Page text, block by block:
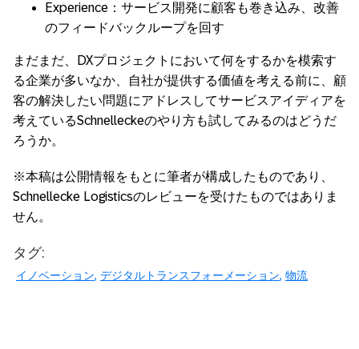
Experience：サービス開発に顧客も巻き込み、改善
のフィードバックループを回す
まだまだ、DXプロジェクトにおいて何をするかを模索す
る企業が多いなか、自社が提供する価値を考える前に、顧
客の解決したい問題にアドレスしてサービスアイディアを
考えているSchnelleckeのやり方も試してみるのはどうだ
ろうか。
※本稿は公開情報をもとに筆者が構成したものであり、
Schnellecke Logisticsのレビューを受けたものではありま
せん。
タグ:
イノベーション デジタルトランスフォーメーション 物流